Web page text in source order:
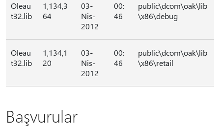
Oleau
t32.lib
1,134,3
64
03-
Nis-
2012
00:
46
public\dcom\oak\lib
\x86\debug
Oleau
t32.lib
1,134,1
20
03-
Nis-
2012
00:
46
public\dcom\oak\lib
\x86\retail
Başvurular